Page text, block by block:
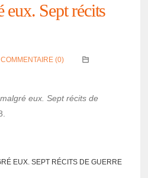
eux. Sept récits
COMMENTAIRE (0)
eux. Sept récits de
EUX. SEPT RÉCITS DE GUERRE